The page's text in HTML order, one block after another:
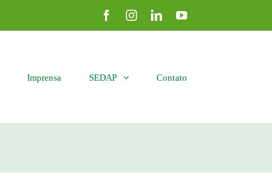
FacebookInstagramLinkedInYouTube
Imprensa SEDAP Contato